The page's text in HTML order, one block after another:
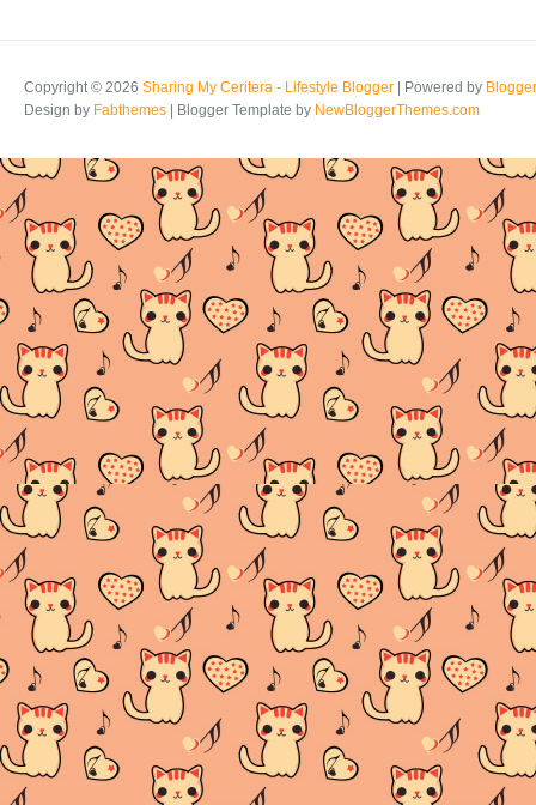
Copyright © 2026 Sharing My Ceritera - Lifestyle Blogger | Powered by Blogger
Design by Fabthemes | Blogger Template by NewBloggerThemes.com